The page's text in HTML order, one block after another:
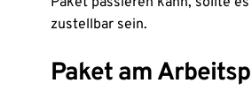
zustellbar sein.
Paket am